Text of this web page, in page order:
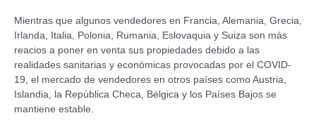
Mientras que algunos vendedores en Francia, Alemania, Grecia,
Irlanda, Italia, Polonia, Rumania, Eslovaquia y Suiza son más
reacios a poner en venta sus propiedades debido a las
realidades sanitarias y económicas provocadas por el COVID-
19, el mercado de vendedores en otros países como Austria,
Islandia, la República Checa, Bélgica y los Países Bajos se
mantiene estable.